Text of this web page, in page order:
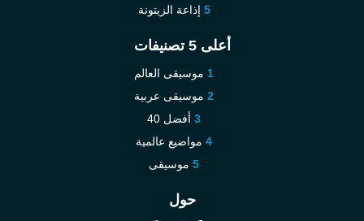
إذاعة الزيتونة
أعلى 5 تصنيفات
موسيقى العالم
موسيقى عربية
أفضل 40
مواضيع عالمية
موسيقى
حول